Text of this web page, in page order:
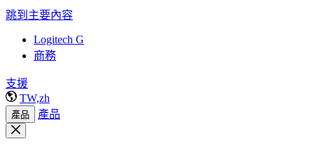
跳到主要內容
Logitech G
商務
支援
TW,zh
產品 產品